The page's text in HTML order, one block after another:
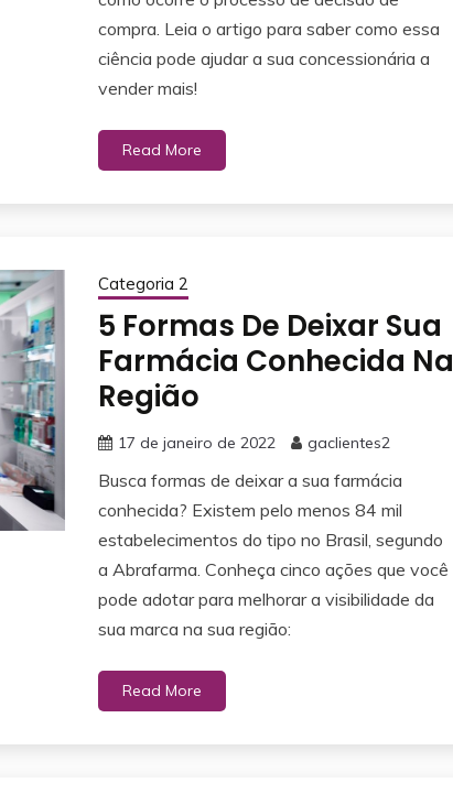
compra. Leia o artigo para saber como essa
ciência pode ajudar a sua concessionária a
vender mais!
Read More
Categoria 2
5 Formas De Deixar Sua
Farmácia Conhecida Na
Região
17 de janeiro de 2022 gaclientes2
Busca formas de deixar a sua farmácia
conhecida? Existem pelo menos 84 mil
estabelecimentos do tipo no Brasil, segundo
a Abrafarma. Conheça cinco ações que você
pode adotar para melhorar a visibilidade da
sua marca na sua região:
Read More